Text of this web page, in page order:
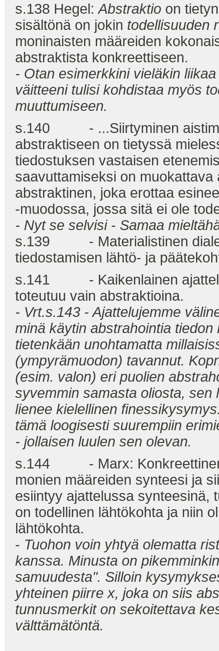
s.138 Hegel:Abstraktio on
sisältönä on jokin todellisuuden
moninaisten määreiden
abstraktista konkreettiseen.
- Otan esimerkkini vieläkin
väitteeni tulisi kohdistaa myös
muuttumiseen.
s.140 - ...Siirtyminen
abstraktiseen on tietyssä
tiedostuksen vastaisen
saavuttamiseksi on
abstraktinen, joka erottaa
-muodossa, jossa sitä ei ole
- Nyt se selvisi - Samaa
s.139 - Materialistinen
tiedostamisen lähtö- ja
s.141 - Kaikenlainen ajattelu
toteutuu vain abstraktioina.
- Vrt.s.143 - Ajattelujemme
minä käytin abstrahointia
tietenkään unohtamatta
(ympyrämuodon) tavannut.
(esim. valon) eri puolien
syvemmin samasta oliosta,
lienee kielellinen
tämä loogisesti suurempiin
- jollaisen luulen sen olevan.
s.144 - Marx: Konkreettinen
monien määreiden synteesi ja
esiintyy ajattelussa synteesinä,
on todellinen lähtökohta ja niin
lähtökohta.
- Tuohon voin yhtyä olematta
kanssa. Minusta on
samuudesta". Silloin
yhteinen piirre x, joka on siis
tunnusmerkit on sekoitettava
välttämätöntä.